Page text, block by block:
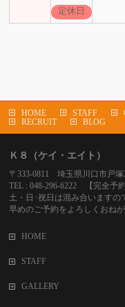
定休日
HOME STAFF
RECRUIT
BLOG
Ｋ８（ケイ・エイト）
〒333-0811 埼玉県川口市戸塚
TEL : 048-296-6222 【完全予約
土・日･祝日は混み合いますの
早めのご予約をよろしくおね
HOME
STAFF
GALLERY